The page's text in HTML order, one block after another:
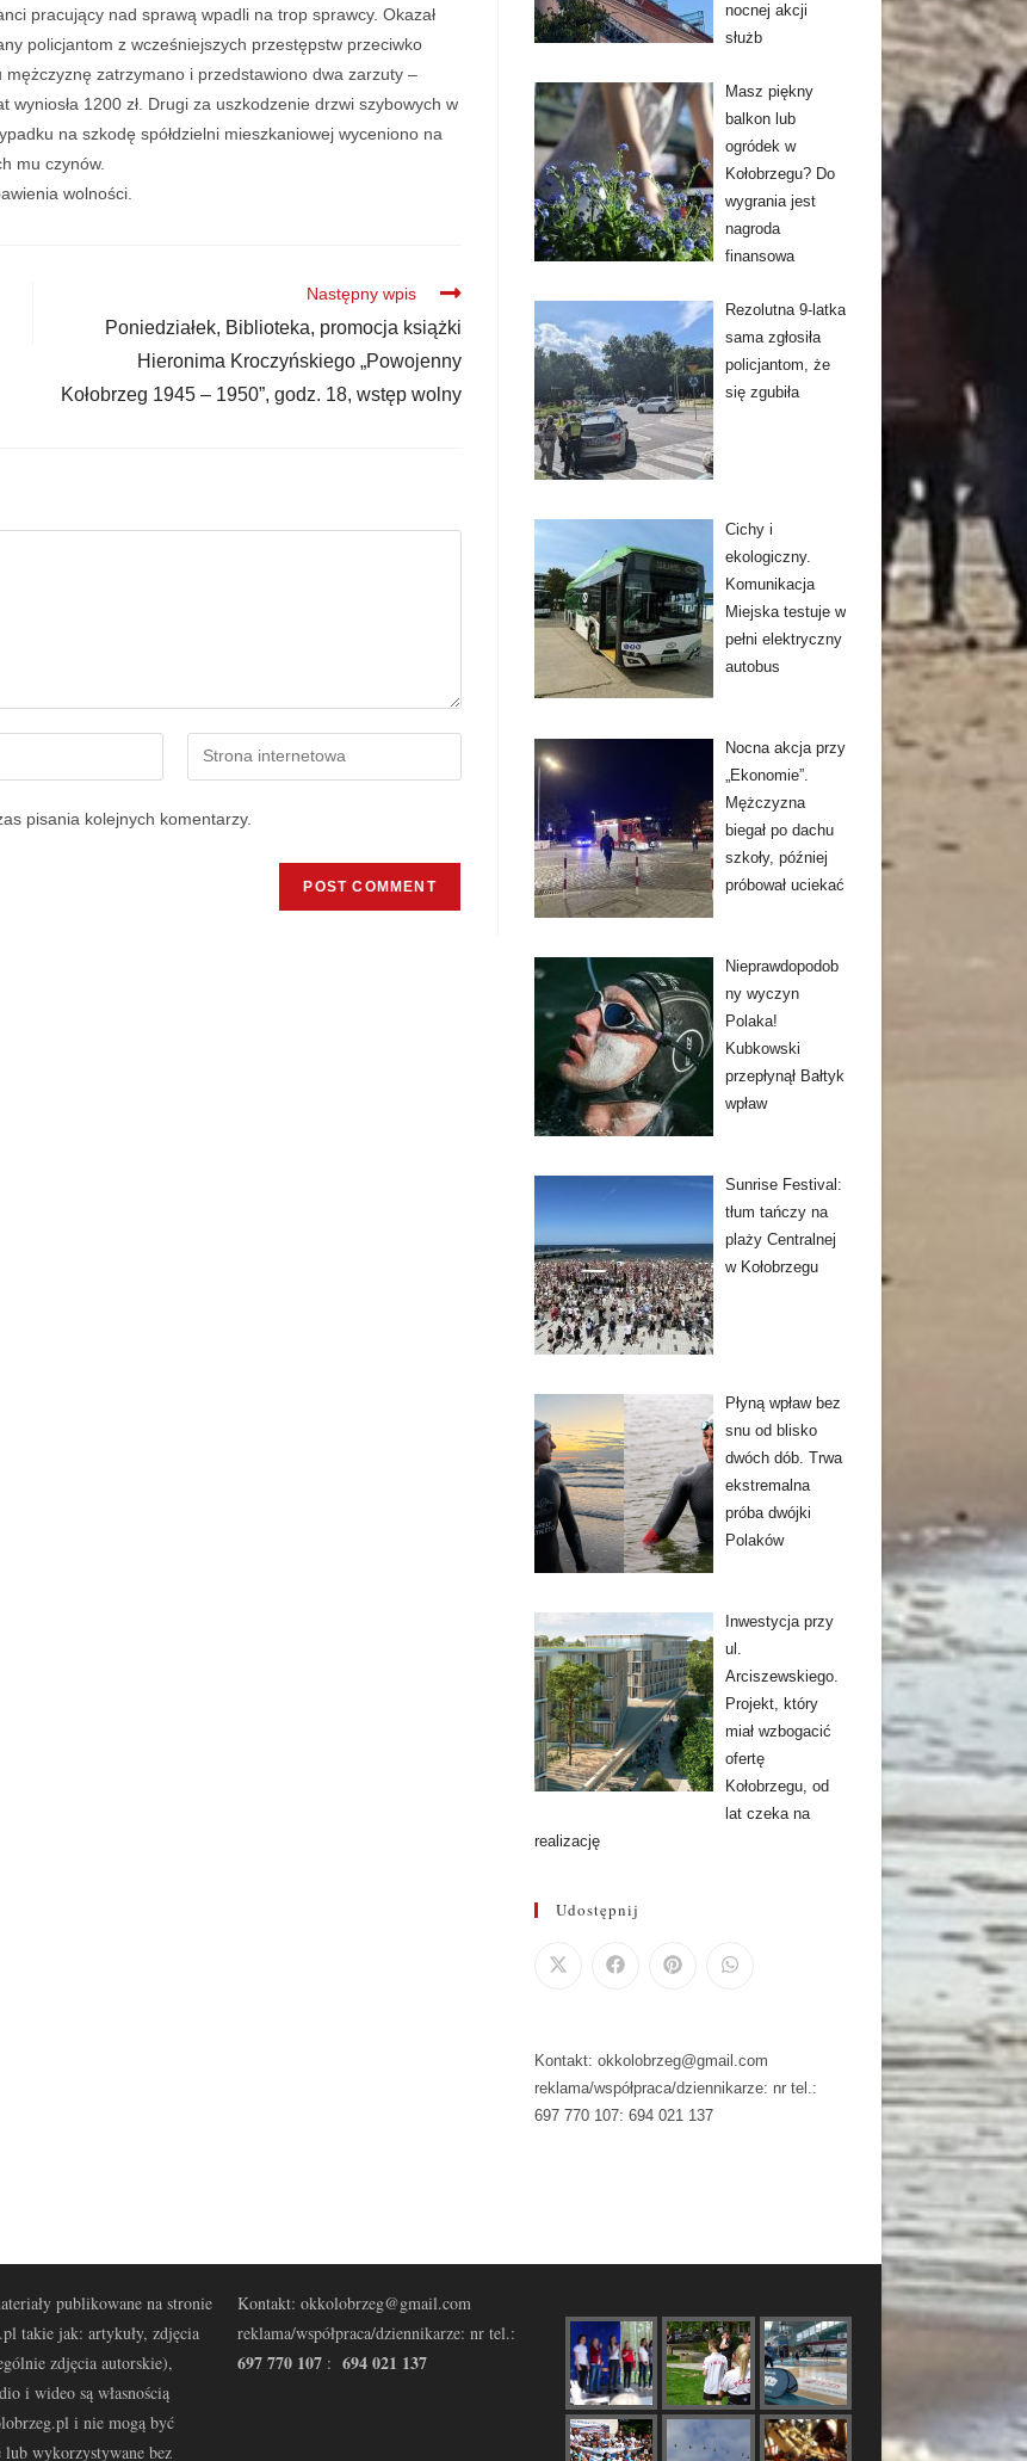
pracujący nad sprawą wpadli na trop sprawcy. Okazał
policjantom z wcześniejszych przestępstw przeciwko
zatrzymano i przedstawiono dwa zarzuty –
1200 zł. Drugi za uszkodzenie drzwi szybowych w
na szkodę spółdzielni mieszkaniowej wyceniono na
mu czynów.
wolności.
Następny wpis
Poniedziałek, Biblioteka, promocja książki
Hieronima Kroczyńskiego „Powojenny
Kołobrzeg 1945 – 1950”, godz. 18, wstęp wolny
pisania kolejnych komentarzy.
nocnej akcji
służb
Masz piękny
balkon lub
ogródek w
Kołobrzegu? Do
wygrania jest
nagroda
finansowa
Rezolutna 9-latka
sama zgłosiła
policjantom, że
się zgubiła
Cichy i
ekologiczny.
Komunikacja
Miejska testuje w
pełni elektryczny
autobus
Nocna akcja przy
„Ekonomie”.
Mężczyzna
biegał po dachu
szkoły, później
próbował uciekać
Nieprawdopodob
ny wyczyn
Polaka!
Kubkowski
przepłynął Bałtyk
wpław
Sunrise Festival:
tłum tańczy na
plaży Centralnej
w Kołobrzegu
Płyną wpław bez
snu od blisko
dwóch dób. Trwa
ekstremalna
próba dwójki
Polaków
Inwestycja przy
ul.
Arciszewskiego.
Projekt, który
miał wzbogacić
ofertę
Kołobrzegu, od
lat czeka na
realizację
Udostępnij
Kontakt: okkolobrzeg@gmail.com
reklama/współpraca/dziennikarze: nr tel.:
697 770 107: 694 021 137
publikowane na stronie
takie jak: artykuły, zdjęcia
zdjęcia autorskie),
i wideo są własnością
i nie mogą być
wykorzystywane bez
Kontakt: okkolobrzeg@gmail.com
reklama/współpraca/dziennikarze: nr tel.:
697 770 107 : 694 021 137